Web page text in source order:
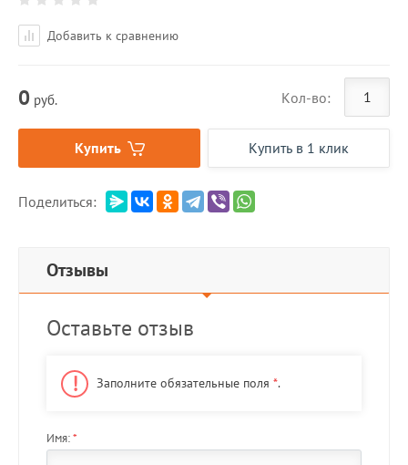
Добавить к сравнению
0 руб. Кол-во:
Купить Купить в 1 клик
Поделиться:
Отзывы
Оставьте отзыв
Заполните обязательные поля *.
Имя:*